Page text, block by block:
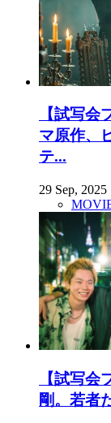
【試写
マ原作、
テ...
29 Sep, 2025
【試写
剛。若者